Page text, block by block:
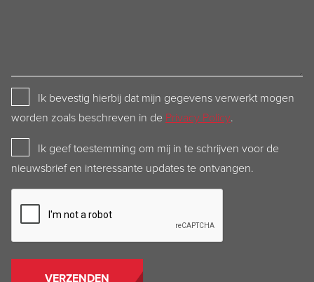
Privacy
Policy
Ik bevestig hierbij dat mijn gegevens verwerkt mogen
worden zoals beschreven in de Privacy Policy.
Newsletter
Ik geef toestemming om mij in te schrijven voor de
nieuwsbrief en interessante updates te ontvangen.